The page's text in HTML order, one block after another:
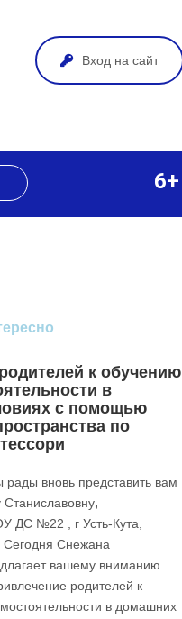
Вход на сайт
6+
к обучению
в
с помощью
по
рады вновь представить вам
Станиславовну,
ДС №22 , г Усть-Кута,
Сегодня Снежана
вашему вниманию
родителей к
в домашних